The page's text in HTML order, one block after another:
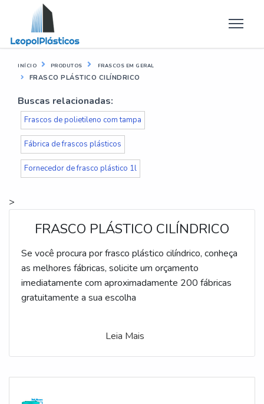
INÍCIO PRODUTOS FRASCOS EM GERAL
FRASCO PLÁSTICO CILÍNDRICO
Buscas relacionadas:
Frascos de polietileno com tampa
Fábrica de frascos plásticos
Fornecedor de frasco plástico 1l
>
FRASCO PLÁSTICO CILÍNDRICO
Se você procura por frasco plástico cilíndrico, conheça
as melhores fábricas, solicite um orçamento
imediatamente com aproximadamente 200 fábricas
gratuitamente a sua escolha
Leia Mais